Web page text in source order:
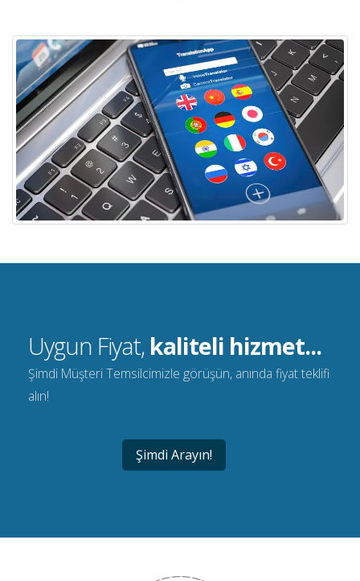
Uygun Fiyat, kaliteli hizmet...
Şimdi Müşteri Temsilcimizle görüşün, anında fiyat teklifi
alın!
Şimdi Arayın!